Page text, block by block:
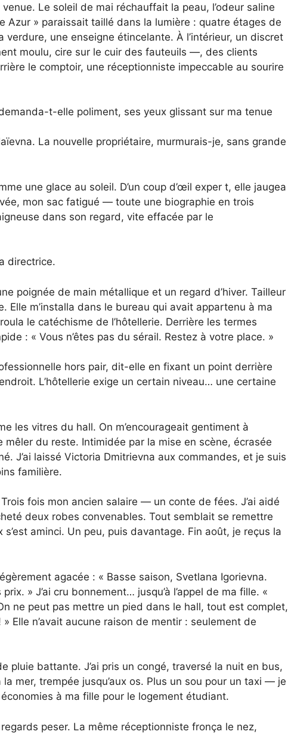
Le soleil de mai réchauffait la peau, l’odeur saline
Azur » paraissait taillé dans la lumière : quatre étages de
verdure, une enseigne étincelante. À l’intérieur, un discret
moulu, cire sur le cuir des fauteuils —, des clients
le comptoir, une réceptionniste impeccable au sourire
t-elle poliment, ses yeux glissant sur ma tenue
La nouvelle propriétaire, murmurais-je, sans grande
une glace au soleil. D’un coup d’œil exper t, elle jaugea
mon sac fatigué — toute une biographie en trois
dans son regard, vite effacée par le
directrice.
poignée de main métallique et un regard d’hiver. Tailleur
Elle m’installa dans le bureau qui avait appartenu à ma
le catéchisme de l’hôtellerie. Derrière les termes
: « Vous n’êtes pas du sérail. Restez à votre place. »
hors pair, dit-elle en fixant un point derrière
L’hôtellerie exige un certain niveau… une certaine
les vitres du hall. On m’encourageait gentiment à
mêler du reste. Intimidée par la mise en scène, écrasée
J’ai laissé Victoria Dmitrievna aux commandes, et je suis
familière.
Trois fois mon ancien salaire — un conte de fées. J’ai aidé
deux robes convenables. Tout semblait se remettre
aminci. Un peu, puis davantage. Fin août, je reçus la
agacée : « Basse saison, Svetlana Igorievna.
» J’ai cru bonnement… jusqu’à l’appel de ma fille. «
ne peut pas mettre un pied dans le hall, tout est complet,
Elle n’avait aucune raison de mentir : seulement de
pluie battante. J’ai pris un congé, traversé la nuit en bus,
la mer, trempée jusqu’aux os. Plus un sou pour un taxi — je
à ma fille pour le logement étudiant.
peser. La même réceptionniste fronça le nez,